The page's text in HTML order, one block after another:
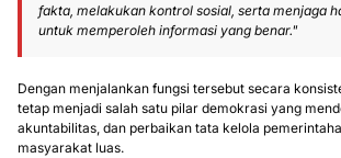
fakta, melakukan kontrol sosial, serta menjaga
untuk memperoleh informasi yang benar."
Dengan menjalankan fungsi tersebut secara
tetap menjadi salah satu pilar demokrasi yang
akuntabilitas, dan perbaikan tata kelola
masyarakat luas.